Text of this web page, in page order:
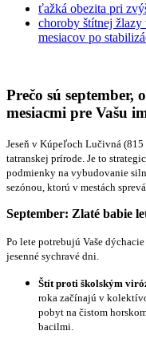
ťažká obezita pri
choroby štítnej žlazy
mesiacov po
Prečo sú
mesiacmi pre Vašu
Jeseň v Kúpeľoch Lučivná (815
tatranskej prírode. Je to
podmienky na vybudovanie
sezónou, ktorú v mestách
September: Zlaté babie
Po lete potrebujú Vaše
jesenné sychravé dni.
Štít proti školským
roka začínajú v
pobyt na čistom
bacilmi.